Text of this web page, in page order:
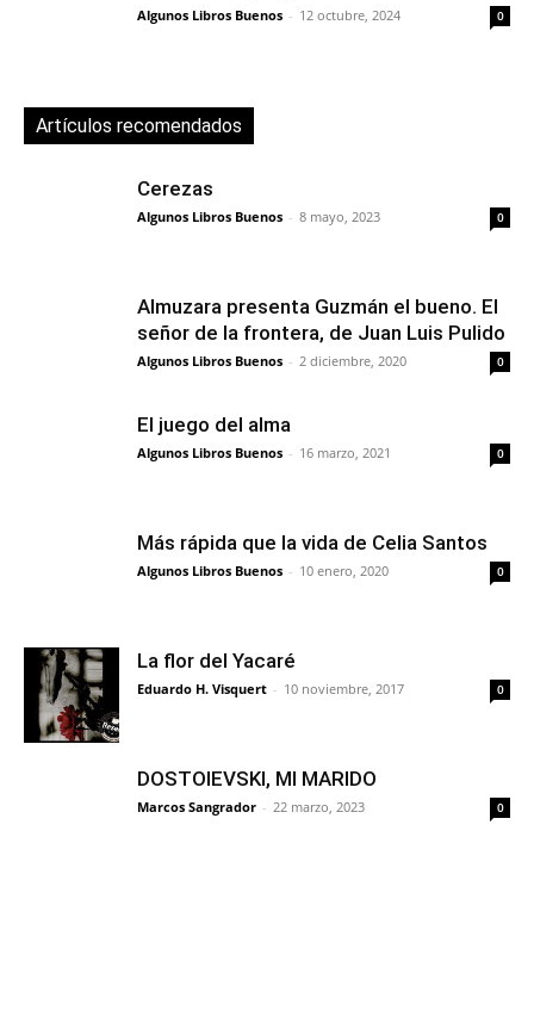
Algunos Libros Buenos - 12 octubre, 2024 0
Artículos recomendados
Cerezas
Algunos Libros Buenos - 8 mayo, 2023 0
Almuzara presenta Guzmán el bueno. El
señor de la frontera, de Juan Luis Pulido
Algunos Libros Buenos - 2 diciembre, 2020 0
El juego del alma
Algunos Libros Buenos - 16 marzo, 2021 0
Más rápida que la vida de Celia Santos
Algunos Libros Buenos - 10 enero, 2020 0
La flor del Yacaré
Eduardo H. Visquert - 10 noviembre, 2017 0
DOSTOIEVSKI, MI MARIDO
Marcos Sangrador - 22 marzo, 2023 0